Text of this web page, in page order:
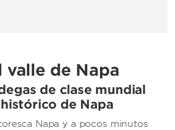
valle de Napa
de clase mundial
de Napa
Napa y a pocos minutos